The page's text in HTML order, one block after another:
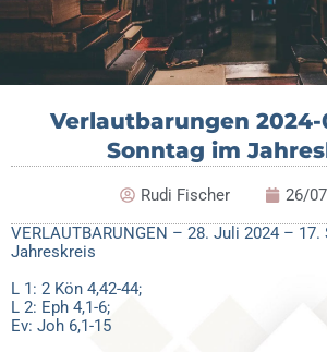
Verlautbarungen 2024-
Sonntag im
Rudi Fischer
26/
VERLAUTBARUNGEN – 28. Juli 2024 –
Jahreskreis
L 1: 2 Kön 4,42-44;
L 2: Eph 4,1-6;
Ev: Joh 6,1-15